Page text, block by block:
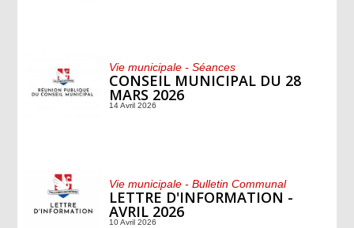
Vie municipale - Séances
CONSEIL MUNICIPAL DU 28
MARS 2026
14 Avril 2026
Vie municipale - Bulletin Communal
LETTRE D'INFORMATION -
AVRIL 2026
10 Avril 2026